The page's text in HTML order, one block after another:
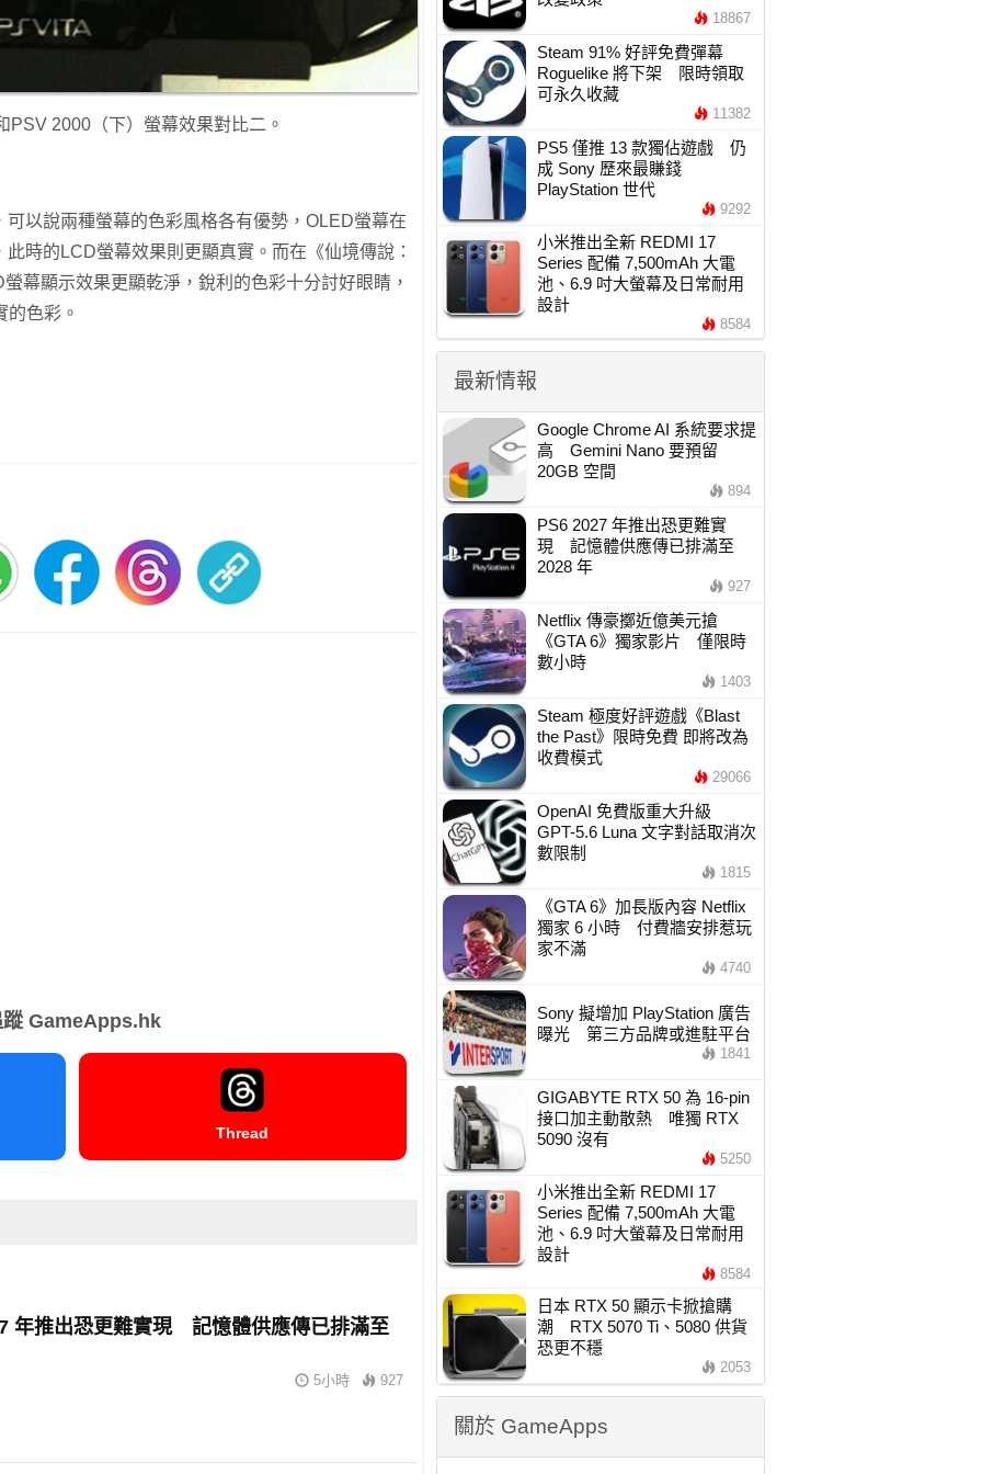
PSV 2000（下）螢幕效果對比二。
以說兩種螢幕的色彩風格各有優勢，OLED螢幕在
時的LCD螢幕效果則更顯真實。而在《仙境傳說：
幕顯示效果更顯乾淨，銳利的色彩十分討好眼睛，
色彩。
蹤 GameApps.hk
Thread
年推出恐更難實現 記憶體供應傳已排滿至
5小時 927
18867
Steam 91% 好評免費彈幕
Roguelike 將下架 限時領取
可永久收藏
11382
PS5 僅推 13 款獨佔遊戲 仍
成 Sony 歷來最賺錢
PlayStation 世代
9292
小米推出全新 REDMI 17
Series 配備 7,500mAh 大電
池、6.9 吋大螢幕及日常耐用
設計
8584
最新情報
Google Chrome AI 系統要求提
高 Gemini Nano 要預留
20GB 空間
894
PS6 2027 年推出恐更難實
現 記憶體供應傳已排滿至
2028 年
927
Netflix 傳豪擲近億美元搶
《GTA 6》獨家影片 僅限時
數小時
1403
Steam 極度好評遊戲《Blast
the Past》限時免費 即將改為
收費模式
29066
OpenAI 免費版重大升級
GPT-5.6 Luna 文字對話取消次
數限制
1815
《GTA 6》加長版內容 Netflix
獨家 6 小時 付費牆安排惹玩
家不滿
4740
Sony 擬增加 PlayStation 廣告
曝光 第三方品牌或進駐平台
1841
GIGABYTE RTX 50 為 16-pin
接口加主動散熱 唯獨 RTX
5090 沒有
5250
小米推出全新 REDMI 17
Series 配備 7,500mAh 大電
池、6.9 吋大螢幕及日常耐用
設計
8584
日本 RTX 50 顯示卡掀搶購
潮 RTX 5070 Ti、5080 供貨
恐更不穩
2053
關於 GameApps